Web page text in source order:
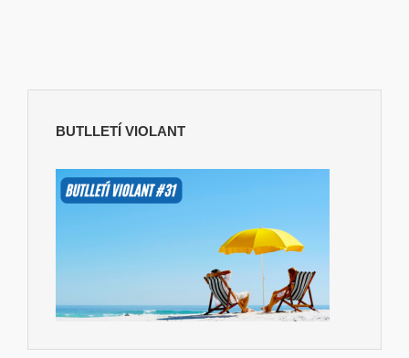
BUTLLETÍ VIOLANT